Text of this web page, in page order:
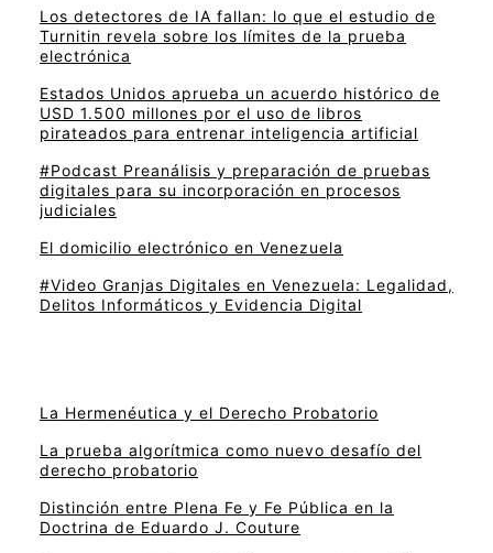
Los detectores de IA fallan: lo que el estudio de
Turnitin revela sobre los límites de la prueba
electrónica
Estados Unidos aprueba un acuerdo histórico de
USD 1.500 millones por el uso de libros
pirateados para entrenar inteligencia artificial
#Podcast Preanálisis y preparación de pruebas
digitales para su incorporación en procesos
judiciales
El domicilio electrónico en Venezuela
#Video Granjas Digitales en Venezuela: Legalidad,
Delitos Informáticos y Evidencia Digital
La Hermenéutica y el Derecho Probatorio
La prueba algorítmica como nuevo desafío del
derecho probatorio
Distinción entre Plena Fe y Fe Pública en la
Doctrina de Eduardo J. Couture